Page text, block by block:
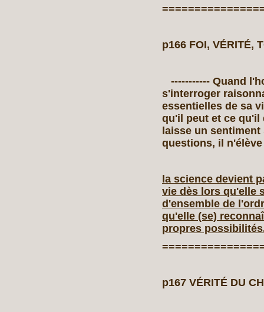
p166 FOI, VÉRITÉ,
----------- Quand
s'interroger
essentielles de sa
qu'il peut et ce qu'il
laisse un sentiment
questions, il
la science devient
vie dès lors qu'elle
d'ensemble de
qu'elle (se)
propres
p167 VÉRITÉ DU